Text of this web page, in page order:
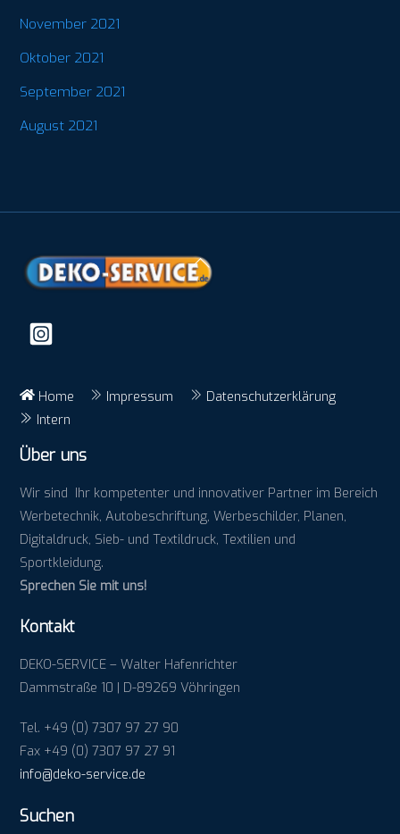
November 2021
Oktober 2021
September 2021
August 2021
Back
To
Home Impressum
Datenschutzerklärung
Intern
Über uns
Wir sind Ihr kompetenter und innovativer Partner im Bereich
Werbetechnik, Autobeschriftung, Werbeschilder, Planen,
Digitaldruck, Sieb- und Textildruck, Textilien und
Sportkleidung.
Sprechen Sie mit uns!
Kontakt
DEKO-SERVICE – Walter Hafenrichter
Dammstraße 10 | D-89269 Vöhringen
Tel. +49 (0) 7307 97 27 90
Fax +49 (0) 7307 97 27 91
info@deko-service.de
Suchen